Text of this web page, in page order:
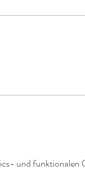
und